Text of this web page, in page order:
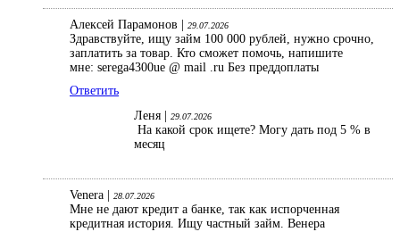
Алексей Парамонов | 29.07.2026
Здравствуйте, ищу займ 100 000 рублей, нужно срочно,
заплатить за товар. Кто сможет помочь, напишите
мне: serega4300ue @ mail .ru Без преддоплаты
Ответить
Леня |
29.07.2026
На какой срок ищете? Могу дать под 5 % в
месяц
Venera | 28.07.2026
Мне не дают кредит а банке, так как испорченная
кредитная история. Ищу частный займ. Венера